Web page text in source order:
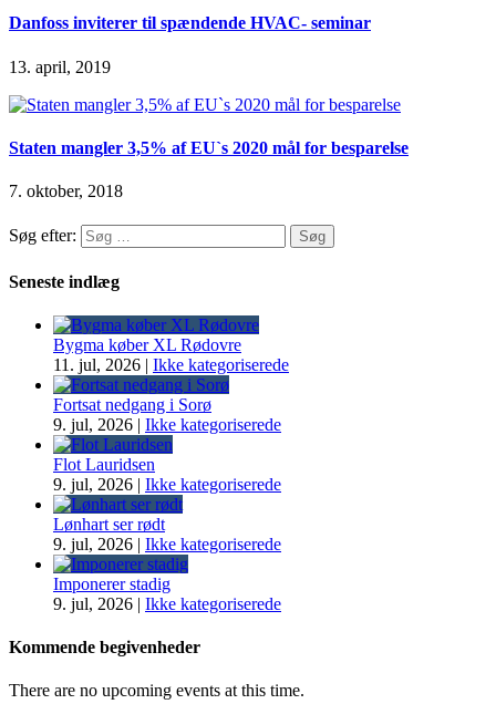
Danfoss inviterer til spændende HVAC- seminar
13. april, 2019
Staten mangler 3,5% af EU`s 2020 mål for besparelse
7. oktober, 2018
Søg efter:
Seneste indlæg
Bygma køber XL Rødovre
11. jul, 2026 | Ikke kategoriserede
Fortsat nedgang i Sorø
9. jul, 2026 | Ikke kategoriserede
Flot Lauridsen
9. jul, 2026 | Ikke kategoriserede
Lønhart ser rødt
9. jul, 2026 | Ikke kategoriserede
Imponerer stadig
9. jul, 2026 | Ikke kategoriserede
Kommende begivenheder
There are no upcoming events at this time.